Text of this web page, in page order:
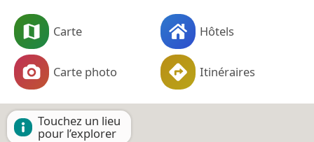
Carte Hôtels
Carte photo Itinéraires
Touchez un lieu
pour l’explorer